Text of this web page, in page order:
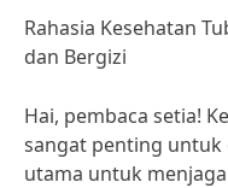
Rahasia Kesehatan
dan Bergizi
Hai, pembaca setia!
sangat penting untuk
utama untuk